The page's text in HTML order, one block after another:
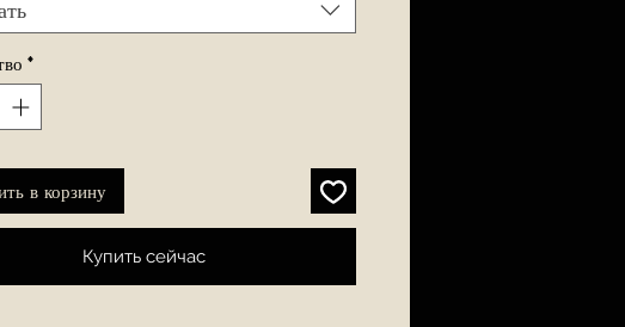
*
в корзину
Купить сейчас